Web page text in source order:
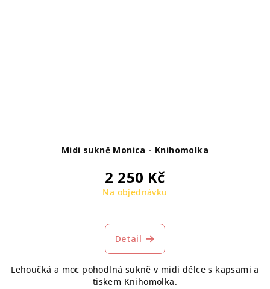
Midi sukně Monica - Knihomolka
2 250 Kč
Na objednávku
Detail
Lehoučká a moc pohodlná sukně v midi délce s kapsami a
tiskem Knihomolka.